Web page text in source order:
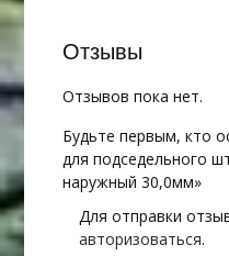
Отзывы
Отзывов пока нет.
Будьте первым, кто
для подседельного
наружный 30,0мм»
Для отправки
авторизоваться.